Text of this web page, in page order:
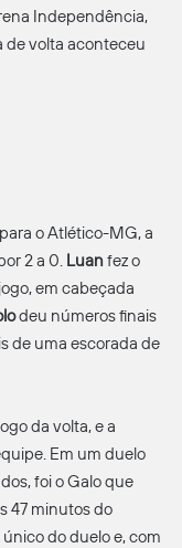
Independência,
de volta aconteceu
o Atlético-MG, a
2 a 0. Luanfez o
em cabeçada
deu números finais
de uma escorada de
da volta, e a
Em um duelo
foi o Galo que
47 minutos do
do duelo e, com